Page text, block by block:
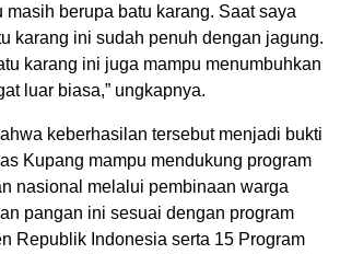
masih berupa batu karang. Saat saya
karang ini sudah penuh dengan jagung.
karang ini juga mampu menumbuhkan
luar biasa,” ungkapnya.
keberhasilan tersebut menjadi bukti
Kupang mampu mendukung program
nasional melalui pembinaan warga
pangan ini sesuai dengan program
Republik Indonesia serta 15 Program